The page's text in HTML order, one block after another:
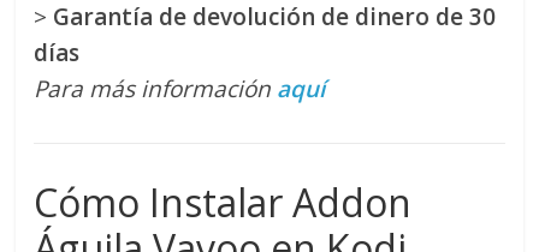
> Garantía de devolución de dinero de 30
días
Para más información aquí
Cómo Instalar Addon